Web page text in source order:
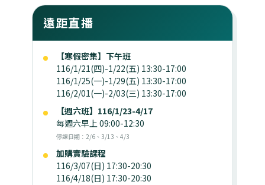
遠距直播
【寒假密集】下午班
116/1/21(四)-1/22(五) 13:30-17:00
116/1/25(一)-1/29(五) 13:30-17:00
116/2/01(一)-2/03(三) 13:30-17:00
【週六班】116/1/23-4/17
每週六早上 09:00-12:30
停課日期：2/6、3/13、4/3
加購實驗課程
116/3/07(日) 17:30-20:30
116/4/18(日) 17:30-20:30